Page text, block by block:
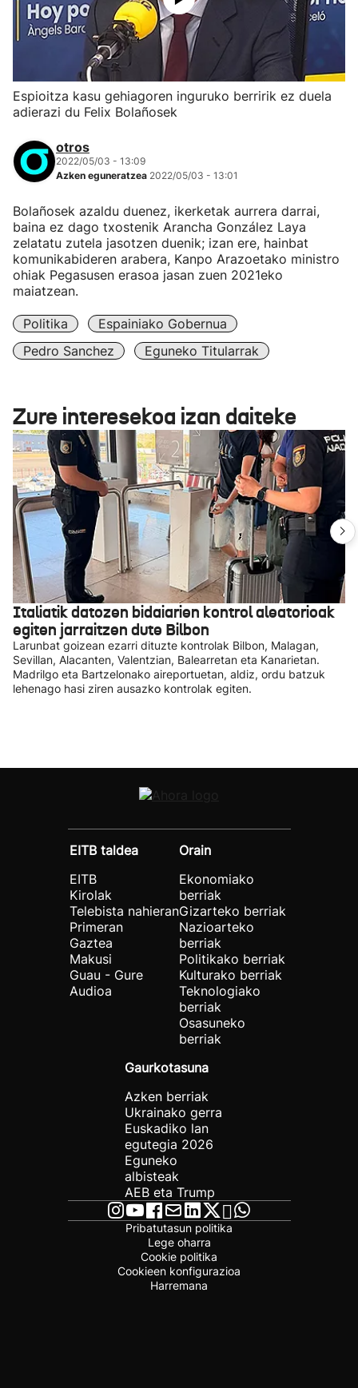
Espioitza kasu gehiagoren inguruko berririk ez duela
adierazi du Felix Bolañosek
otros
2022/05/03 - 13:09
Azken eguneratzea 2022/05/03 - 13:01
Bolañosek azaldu duenez, ikerketak aurrera darrai,
baina ez dago txostenik Arancha González Laya
zelatatu zutela jasotzen duenik; izan ere, hainbat
komunikabideren arabera, Kanpo Arazoetako ministro
ohiak Pegasusen erasoa jasan zuen 2021eko
maiatzean.
Politika
Espainiako Gobernua
Pedro Sanchez
Eguneko Titularrak
Zure interesekoa izan daiteke
Italiatik datozen bidaiarien kontrol aleatorioak
egiten jarraitzen dute Bilbon
Larunbat goizean ezarri dituzte kontrolak Bilbon, Malagan,
Sevillan, Alacanten, Valentzian, Balearretan eta Kanarietan.
Madrilgo eta Bartzelonako aireportuetan, aldiz, ordu batzuk
lehenago hasi ziren ausazko kontrolak egiten.
EITB taldea
EITB
Kirolak
Telebista nahieran
Primeran
Gaztea
Makusi
Guau - Gure
Audioa
Orain
Ekonomiako
berriak
Gizarteko berriak
Nazioarteko
berriak
Politikako berriak
Kulturako berriak
Teknologiako
berriak
Osasuneko
berriak
Gaurkotasuna
Azken berriak
Ukrainako gerra
Euskadiko lan
egutegia 2026
Eguneko
albisteak
AEB eta Trump
Pribatutasun politika
Lege oharra
Cookie politika
Cookieen konfigurazioa
Harremana